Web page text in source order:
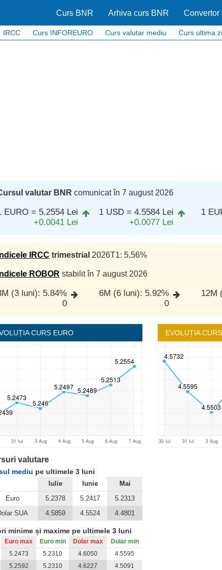
Curs BNR Arhiva curs BNR Convertor
IRCC Curs INFOREURO Curs valutar mediu Curs ultima
valutar BNR comunicat în 7 august 2026
EURO = 5.2554 Lei
+0.0041 Lei
1 USD = 4.5584 Lei
+0.0077 Lei
1
IRCC trimestrial 2026T1: 5,56%
ROBOR stabilit în 7 august 2026
(3 luni): 5.84%
0
6M (6 luni): 5.92%
0
12M
CURS EURO EVOLUȚIA
valutare
mediu pe ultimele 3 luni
Iulie Iunie
Mai
Euro
5.2378 5.2417
5.2313
SUA
4.5859 4.5524 4.4801
minime și maxime pe ultimele 3 luni
Euro max Euro min Dolar max
Dolar min
5.2473
5.2310 4.6050
4.5595
5.2592
5.2310 4.6227
4.5091